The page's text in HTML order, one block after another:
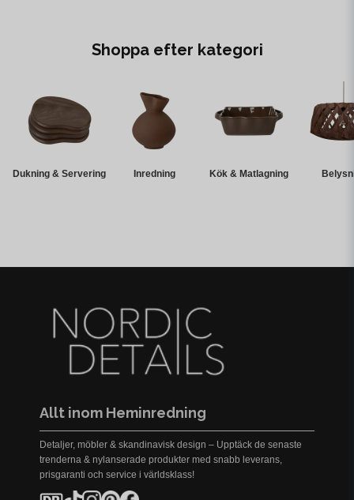
Shoppa efter kategori
Dukning & Servering Inredning Kök & Matlagning
Allt inom Heminredning
Detaljer, möbler & skandinavisk design – Upptäck de senaste
trenderna & nylanserade produkter med snabb leverans,
prisgaranti och service i världsklass!